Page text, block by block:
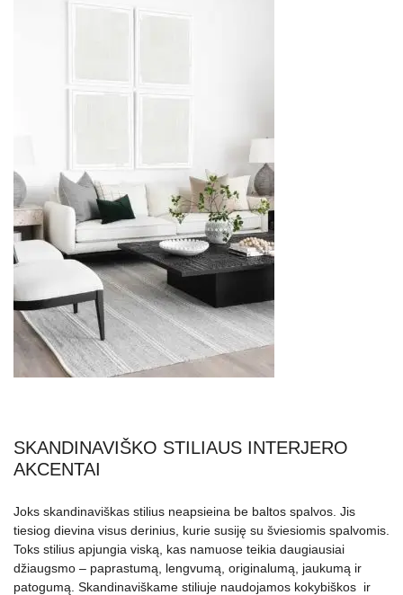
SKANDINAVIŠKO STILIAUS INTERJERO
AKCENTAI
Joks skandinaviškas stilius neapsieina be baltos spalvos. Jis
tiesiog dievina visus derinius, kurie susiję su šviesiomis spalvomis.
Toks stilius apjungia viską, kas namuose teikia daugiausiai
džiaugsmo – paprastumą, lengvumą, originalumą, jaukumą ir
patogumą. Skandinaviškame stiliuje naudojamos kokybiškos ir